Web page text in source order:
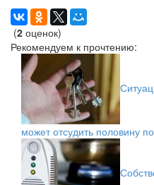
(2 оценок)
Рекомендуем к прочтению:
может отсудить половину